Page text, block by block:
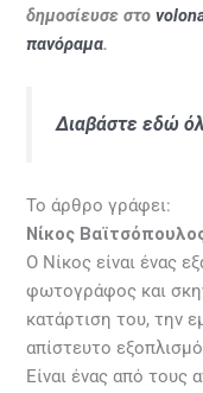
δημοσίευσε στο
πανόραμα.
Διαβάστεεδώ
Το άρθρο γράφει:
Νίκος
O Nίκος είναι ένας
φωτογράφος και
κατάρτιση του, την
απίστευτο
Είναι ένας από